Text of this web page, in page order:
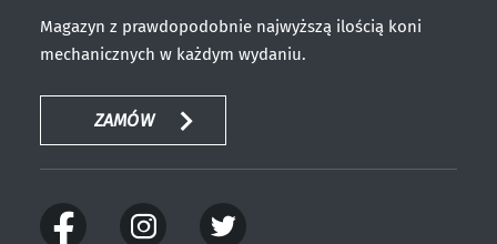
Magazyn z prawdopodobnie najwyższą ilością koni
mechanicznych w każdym wydaniu.
ZAMÓW